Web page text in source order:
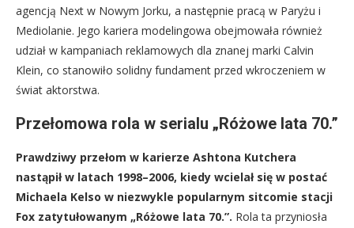
agencją Next w Nowym Jorku, a następnie pracą w Paryżu i
Mediolanie. Jego kariera modelingowa obejmowała również
udział w kampaniach reklamowych dla znanej marki Calvin
Klein, co stanowiło solidny fundament przed wkroczeniem w
świat aktorstwa.
Przełomowa rola w serialu „Różowe lata 70.”
Prawdziwy przełom w karierze Ashtona Kutchera
nastąpił w latach 1998–2006, kiedy wcielał się w postać
Michaela Kelso w niezwykle popularnym sitcomie stacji
Fox zatytułowanym „Różowe lata 70.”. Rola ta przyniosła